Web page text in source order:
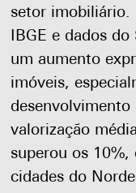
setor imobiliário.
IBGE e dados
um aumento
imóveis,
desenvolvimento
valorização
superou os 10%,
cidades do